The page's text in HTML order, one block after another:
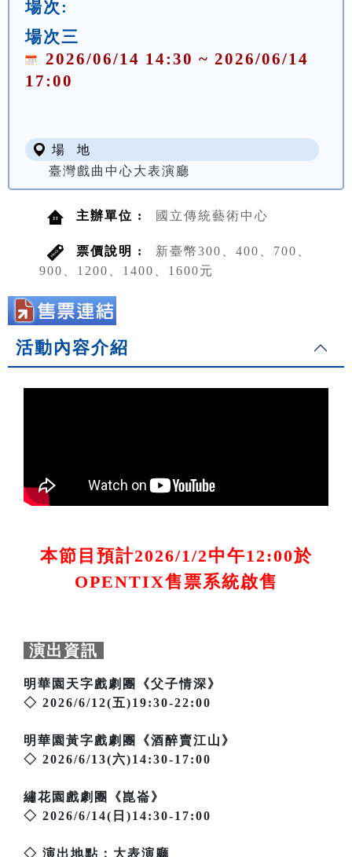
場次:
場次三
2026/06/14 14:30 ~ 2026/06/14
17:00
場 地
臺灣戲曲中心大表演廳
主辦單位 : 國立傳統藝術中心
票價說明 :
新臺幣300、400、700、
900、1200、1400、1600元
活動內容介紹
本節目預計2026/1/2中午12:00於
OPENTIX售票系統啟售
演出資訊
明華園天字戲劇團《父子情深》
◇ 2026/6/12(五)19:30-22:00
明華園黃字戲劇團《酒醉賣江山》
◇ 2026/6/13(六)14:30-17:00
繡花園戲劇團《崑崙》
◇ 2026/6/14(日)14:30-17:00
◇ 演出地點：大表演廳